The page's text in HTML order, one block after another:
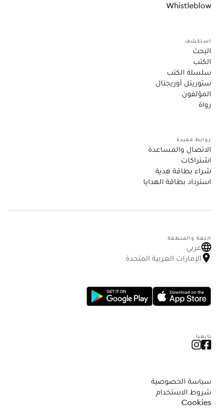
Whistleblow
استكشف
البحث
الكتب
سلسلة الكتب
ستوريتل أوريجنال
المؤلفون
رواة
روابط مفيدة
الاتصال والمساعدة
اشتراكات
شراء بطاقة هدية
استرداد بطاقة الهدايا
اللغة والمنطقة
عربي
الإمارات العربية المتحدة
تابعنا
سياسة الخصوصية
شروط الاستخدام
Cookies